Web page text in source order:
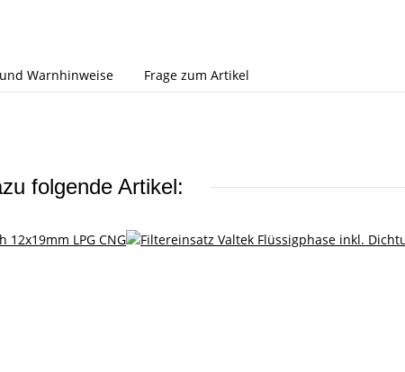
Warnhinweise
Frage zum Artikel
folgende Artikel: